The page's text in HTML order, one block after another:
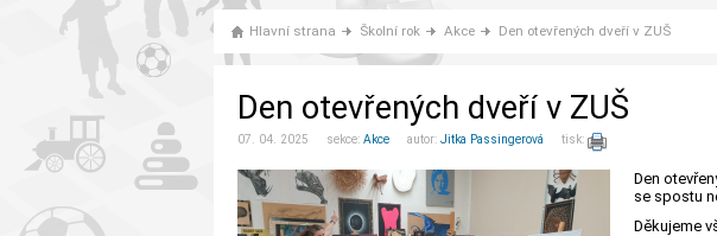
Hlavní strana Školní rok Akce Den otevřených dveří v ZUŠ
Den otevřených dveří v ZUŠ
07. 04. 2025 sekce: Akce autor: Jitka Passingerová tisk:
Den
se spostu
Děkujeme